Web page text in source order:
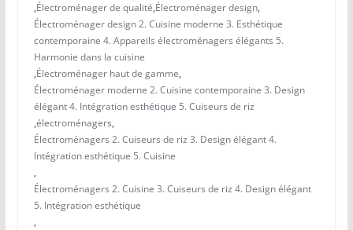
,Électroménager de qualité,Électroménager design,
Électroménager design 2. Cuisine moderne 3. Esthétique
contemporaine 4. Appareils électroménagers élégants 5.
Harmonie dans la cuisine
,Électroménager haut de gamme,
Électroménager moderne 2. Cuisine contemporaine 3. Design
élégant 4. Intégration esthétique 5. Cuiseurs de riz
,électroménagers,
Électroménagers 2. Cuiseurs de riz 3. Design élégant 4.
Intégration esthétique 5. Cuisine
,
Électroménagers 2. Cuisine 3. Cuiseurs de riz 4. Design élégant
5. Intégration esthétique
,